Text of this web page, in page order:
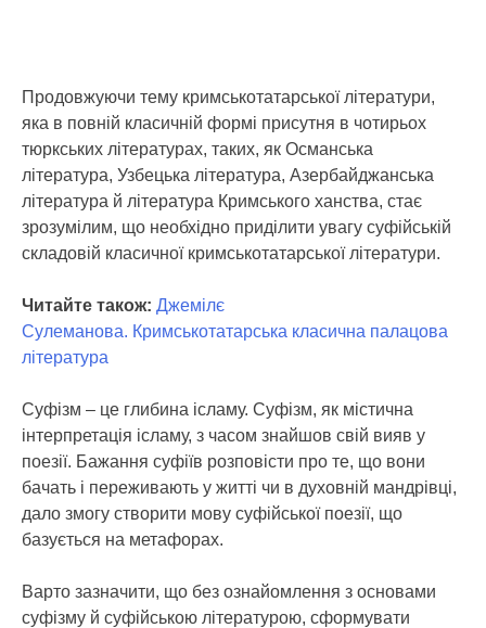
Продовжуючи тему кримськотатарської літератури,
яка в повній класичній формі присутня в чотирьох
тюркських літературах, таких, як Османська
література, Узбецька література, Азербайджанська
література й література Кримського ханства, стає
зрозумілим, що необхідно приділити увагу суфійській
складовій класичної кримськотатарської літератури.
Читайте також: Джемілє
Сулеманова. Кримськотатарська класична палацова
література
Суфізм – це глибина ісламу. Суфізм, як містична
інтерпретація ісламу, з часом знайшов свій вияв у
поезії. Бажання суфіїв розповісти про те, що вони
бачать і переживають у житті чи в духовній мандрівці,
дало змогу створити мову суфійської поезії, що
базується на метафорах.
Варто зазначити, що без ознайомлення з основами
суфізму й суфійською літературою, сформувати